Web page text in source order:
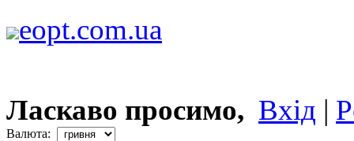
eopt.com.ua
Ласкаво просимо, Вхід |
Валюта: